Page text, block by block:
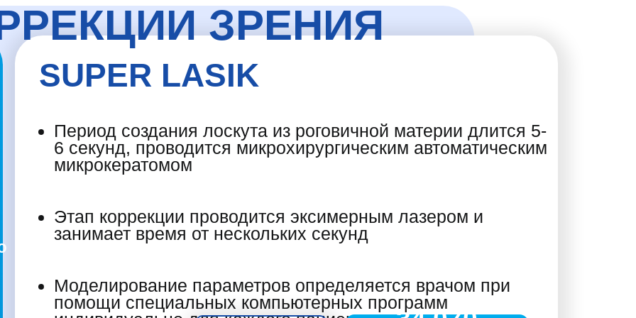
Период создания лоскута из роговичной материи длится 5-
6 секунд, проводится микрохирургическим автоматическим
микрокератомом
Этап коррекции проводится эксимерным лазером и
занимает время от нескольких секунд
Моделирование параметров определяется врачом при
помощи специальных компьютерных программ
SUPER LASIK
ЗРЕНИЯ